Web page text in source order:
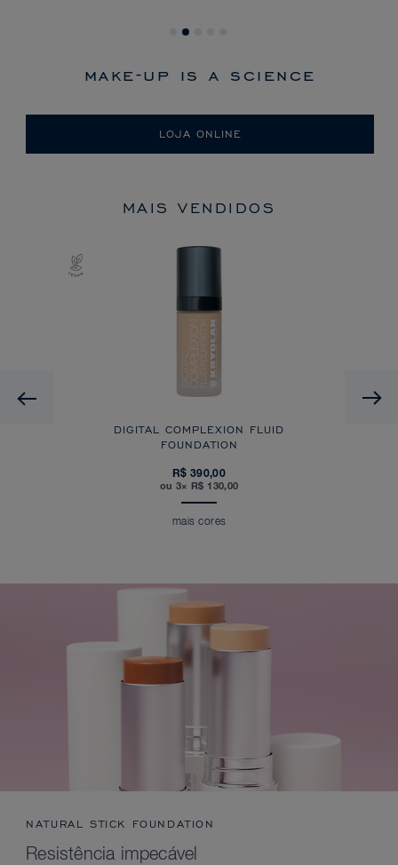
make-up is a science
LOJA ONLINE
MAIS VENDIDOS
Previous
DIGITAL COMPLEXION FLUID
FOUNDATION
R$ 390,00
ou 3× R$ 130,00
mais cores
NATURAL STICK FOUNDATION
Resistência impecável